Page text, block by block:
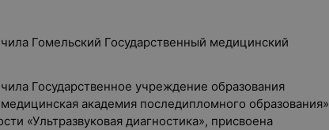
Гомельский Государственный медицинский
Государственное учреждение образования
академия последипломного образования»
«Ультразвуковая диагностика», присвоена